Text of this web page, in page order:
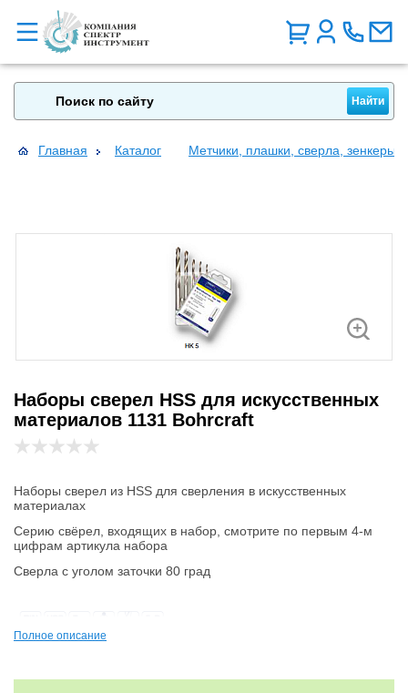
Главная Каталог Метчики, плашки, сверла, зенкеры,
Наборы сверел HSS для искусственных
материалов 1131 Bohrcraft
Наборы сверел из HSS для сверления в искусственных
материалах
Серию свёрел, входящих в набор, смотрите по первым 4-м
цифрам артикула набора
Сверла с уголом заточки 80 град
Полное описание